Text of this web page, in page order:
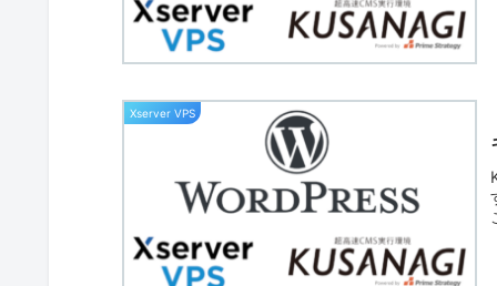
Xserver VPS